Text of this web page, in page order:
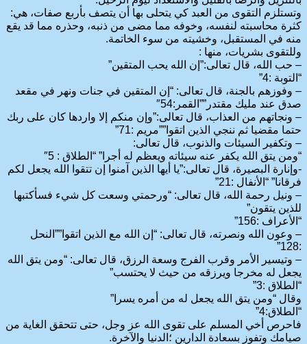
وتستلزم التقوى من العبد كي يتحلى بها أن يتصف بأربع صفات، هي:
كثرة محاسبته لنفسه، وخوفه مما مضى من ذنبه، وحذره مما قد يقع
منه في المستقبل، وخشيته من سوء الخاتمة.
وللتقوى بشريات، منها :
– حب الله، قال تعالى:”إن الله يحب المتقين”
“التوبة :4”
– وفوزهم بالجنة، قال تعالى: “إن المتقين في جنات ونهر في مقعد
صدق عند مليك مقتدر””القمر:54″
– ونجاتهم من العذاب، قال تعالى:”وإن منكم إلا واردها كان على ربك
حتما مقضيا ثم ننجي الذين اتقوا””مريم :71”
– وتكفير السيئات والذنوب، قال تعالى:
“ومن يتق الله يكفر عنه سيئاته ويعظم له أجرا” “الطلاق : 5″
-وإنارة البصيرة، قال تعالى:”يا أيها الذين آمنوا إن تتقوا الله يجعل لكم
فرقانا” “الأنفال :21”
– ونيل رحمة الله، قال تعالى: “ورحمتي وسعت كل شيء فسأكتبها
للذين يتقون”
“الأعراف :156”
– وعون الله ونصرته، قال تعالى: “إن الله مع الذين اتقوا””النحل
:128”
– وتيسير الأمر وقرب الفرج وسعة الرزق، قال تعالى: “ومن يتق الله
يجعل له مخرجا ويرزقه من حيث لا يحتسب”
“الطلاق :3”
وقال “ومن يتق الله يجعل له من أمره يسرا”
“الطلاق:4”
فاحرص أخي المسلم على تقوى الله عز وجل، حتى تتحقق الغاية من
صيامك وتفوز بسعادة الدارين ؛الدنيا والآخرة.